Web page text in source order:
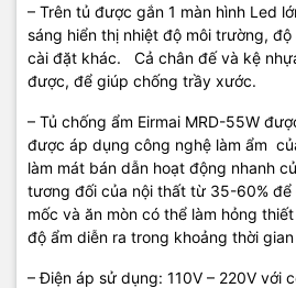
– Trên tủ được gắn 1 màn hình Led
sáng hiển thị nhiệt độ môi trường,
cài đặt khác. Cả chân đế và kệ
được, để giúp chống trầy xước.
– Tủ chống ẩm Eirmai MRD-55W
được áp dụng công nghệ làm ẩm
làm mát bán dẫn hoạt động nhanh
tương đối của nội thất từ ​​35-60% để
mốc và ăn mòn có thể làm hỏng
độ ẩm diễn ra trong khoảng thời
– Điện áp sử dụng: 110V – 220V với